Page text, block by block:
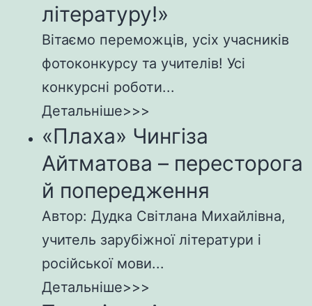
літературу!»
Вітаємо переможців, усіх учасників
фотоконкурсу та учителів! Усі
конкурсні роботи...
Детальніше>>>
«Плаха» Чингіза
Айтматова – пересторога
й попередження
Автор: Дудка Світлана Михайлівна,
учитель зарубіжної літератури і
російської мови...
Детальніше>>>